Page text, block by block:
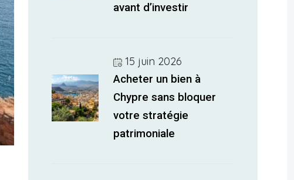
avant d’investir
15 juin 2026
Acheter un bien à
Chypre sans bloquer
votre stratégie
patrimoniale